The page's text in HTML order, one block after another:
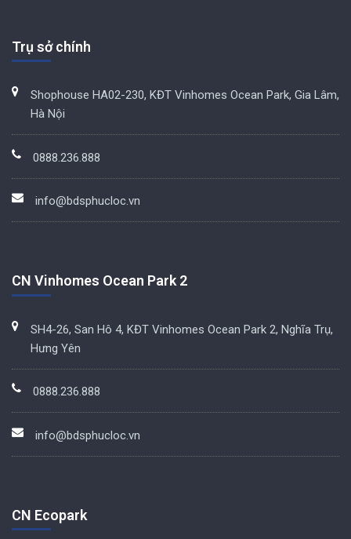
Trụ sở chính
Shophouse HA02-230, KĐT Vinhomes Ocean Park, Gia Lâm,
Hà Nội
0888.236.888
info@bdsphucloc.vn
CN Vinhomes Ocean Park 2
SH4-26, San Hô 4, KĐT Vinhomes Ocean Park 2, Nghĩa Trụ,
Hưng Yên
0888.236.888
info@bdsphucloc.vn
CN Ecopark